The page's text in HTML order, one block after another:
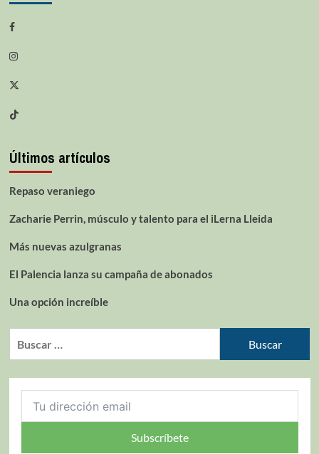
Últimos artículos
Repaso veraniego
Zacharie Perrin, músculo y talento para el iLerna Lleida
Más nuevas azulgranas
El Palencia lanza su campaña de abonados
Una opción increíble
Subscríbete